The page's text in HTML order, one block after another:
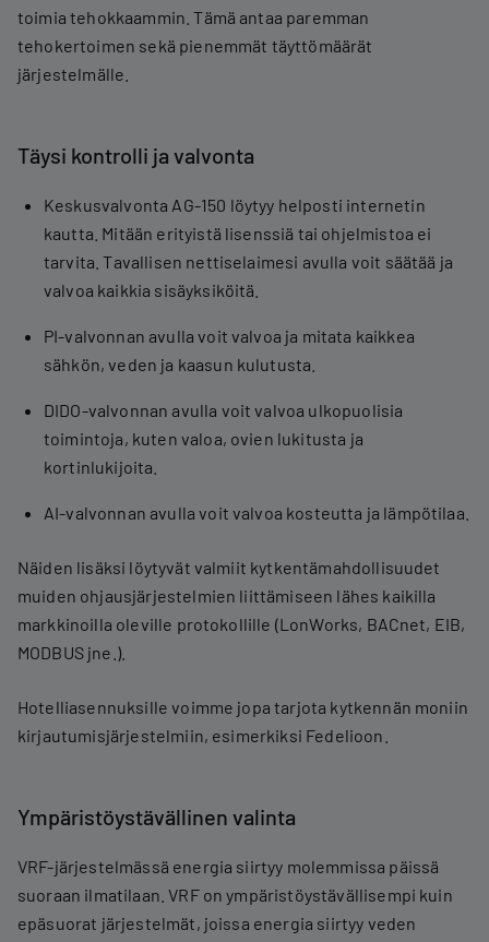
toimia tehokkaammin. Tämä antaa paremman
tehokertoimen sekä pienemmät täyttömäärät
järjestelmälle.
Täysi kontrolli ja valvonta
Keskusvalvonta AG-150 löytyy helposti internetin
kautta. Mitään erityistä lisenssiä tai ohjelmistoa ei
tarvita. Tavallisen nettiselaimesi avulla voit säätää ja
valvoa kaikkia sisäyksiköitä.
PI-valvonnan avulla voit valvoa ja mitata kaikkea
sähkön, veden ja kaasun kulutusta.
DIDO-valvonnan avulla voit valvoa ulkopuolisia
toimintoja, kuten valoa, ovien lukitusta ja
kortinlukijoita.
AI-valvonnan avulla voit valvoa kosteutta ja lämpötilaa.
Näiden lisäksi löytyvät valmiit kytkentämahdollisuudet
muiden ohjausjärjestelmien liittämiseen lähes kaikilla
markkinoilla oleville protokollille (LonWorks, BACnet, EIB,
MODBUS jne.).
Hotelliasennuksille voimme jopa tarjota kytkennän moniin
kirjautumisjärjestelmiin, esimerkiksi Fedelioon.
Ympäristöystävällinen valinta
VRF-järjestelmässä energia siirtyy molemmissa päissä
suoraan ilmatilaan. VRF on ympäristöystävällisempi kuin
epäsuorat järjestelmät, joissa energia siirtyy veden